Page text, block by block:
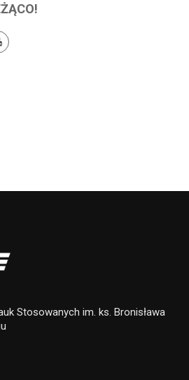
Stosowanych im. ks. Bronisława